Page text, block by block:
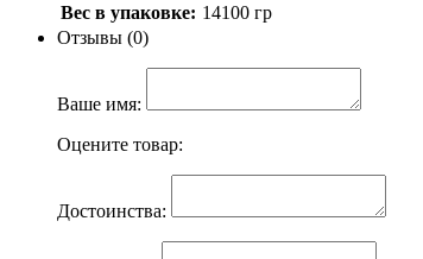
Вес в упаковке: 14100 гр
Отзывы (0)
Ваше имя:
Оцените товар:
Достоинства: